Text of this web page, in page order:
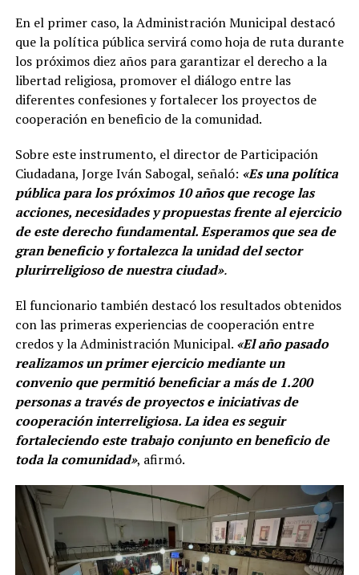
En el primer caso, la Administración Municipal destacó
que la política pública servirá como hoja de ruta durante
los próximos diez años para garantizar el derecho a la
libertad religiosa, promover el diálogo entre las
diferentes confesiones y fortalecer los proyectos de
cooperación en beneficio de la comunidad.
Sobre este instrumento, el director de Participación
Ciudadana, Jorge Iván Sabogal, señaló: «Es una política
pública para los próximos 10 años que recoge las
acciones, necesidades y propuestas frente al ejercicio
de este derecho fundamental. Esperamos que sea de
gran beneficio y fortalezca la unidad del sector
plurirreligioso de nuestra ciudad».
El funcionario también destacó los resultados obtenidos
con las primeras experiencias de cooperación entre
credos y la Administración Municipal. «El año pasado
realizamos un primer ejercicio mediante un
convenio que permitió beneficiar a más de 1.200
personas a través de proyectos e iniciativas de
cooperación interreligiosa. La idea es seguir
fortaleciendo este trabajo conjunto en beneficio de
toda la comunidad», afirmó.